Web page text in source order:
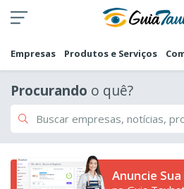
Empresas Produtos e Serviços
Procurando o quê?
Anuncie